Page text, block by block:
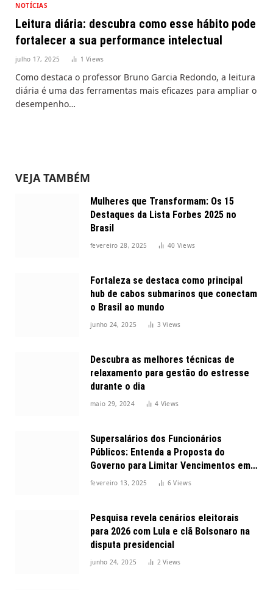
NOTÍCIAS
Leitura diária: descubra como esse hábito pode
fortalecer a sua performance intelectual
julho 17, 2025 1Views
Como destaca o professor Bruno Garcia Redondo, a leitura
diária é uma das ferramentas mais eficazes para ampliar o
desempenho…
VEJA TAMBÉM
Mulheres que Transformam: Os 15
Destaques da Lista Forbes 2025 no
Brasil
fevereiro 28, 2025 40 Views
Fortaleza se destaca como principal
hub de cabos submarinos que conectam
o Brasil ao mundo
junho 24, 2025 3Views
Descubra as melhores técnicas de
relaxamento para gestão do estresse
durante o dia
maio 29, 2024 4 Views
Supersalários dos Funcionários
Públicos: Entenda a Proposta do
Governo para Limitar Vencimentos em
2025
fevereiro 13, 2025 6Views
Pesquisa revela cenários eleitorais
para 2026 com Lula e clã Bolsonaro na
disputa presidencial
junho 24, 2025 2Views